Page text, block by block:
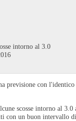
intorno al 3.0
previsione con
scosse intorno al 3.0
con un buon intervallo